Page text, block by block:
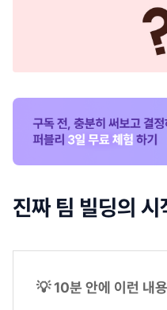
진짜 팀 빌딩의 시
💡 10분 안에 이런 내